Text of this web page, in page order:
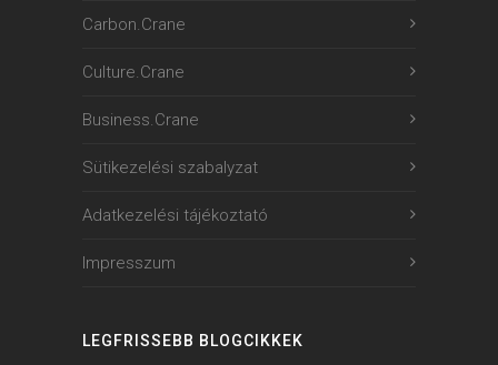
Carbon.Crane
Culture.Crane
Business.Crane
Sütikezelési szabalyzat
Adatkezelési tájékoztató
Impresszum
LEGFRISSEBB BLOGCIKKEK